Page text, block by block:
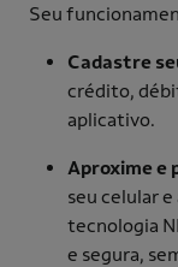
Seu
Cadastre
crédito,
aplicativo.
Aproxime e
seu celular
tecnologia
e segura,